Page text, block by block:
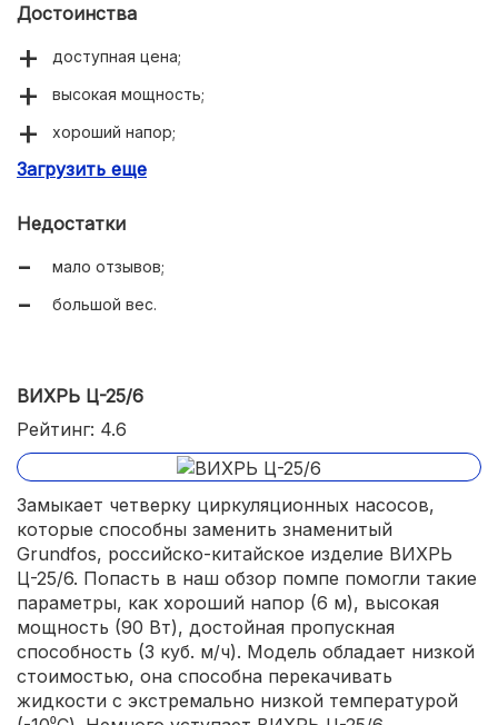
Достоинства
доступная цена;
высокая мощность;
хороший напор;
качественная сборка.
Загрузить еще
Недостатки
мало отзывов;
большой вес.
ВИХРЬ Ц-25/6
Рейтинг: 4.6
Замыкает четверку циркуляционных насосов,
которые способны заменить знаменитый
Grundfos, российско-китайское изделие ВИХРЬ
Ц-25/6. Попасть в наш обзор помпе помогли такие
параметры, как хороший напор (6 м), высокая
мощность (90 Вт), достойная пропускная
способность (3 куб. м/ч). Модель обладает низкой
стоимостью, она способна перекачивать
жидкости с экстремально низкой температурой